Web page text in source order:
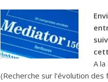
A
(Recherche sur l’évolution